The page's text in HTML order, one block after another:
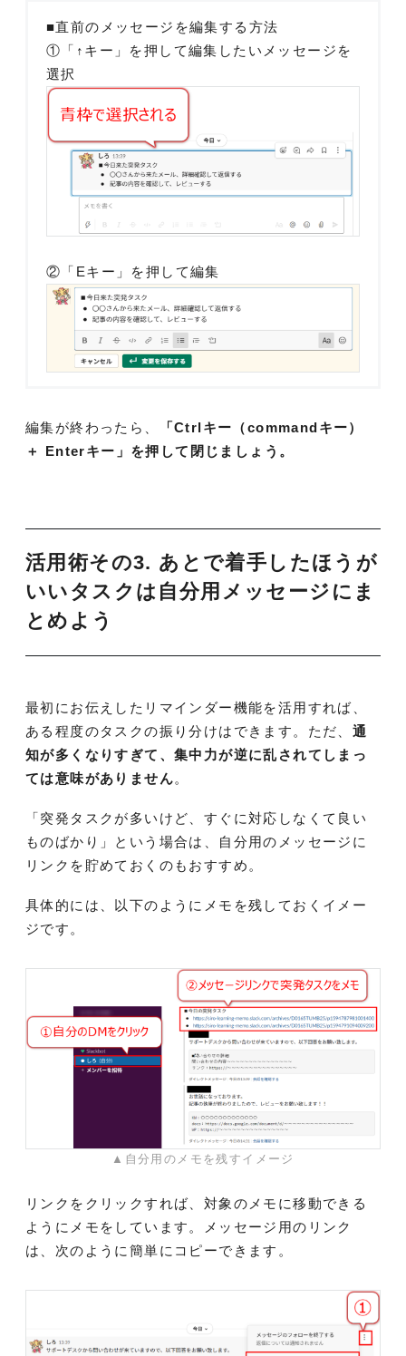
■直前のメッセージを編集する方法
①「↑キー」を押して編集したいメッセージを
選択
②「Eキー」を押して編集
編集が終わったら、
「Ctrlキー（commandキー）
＋ Enterキー」を押して閉じましょう。
活用術その3. あとで着手したほうが
いいタスクは自分用メッセージにま
とめよう
最初にお伝えしたリマインダー機能を活用すれば、
ある程度のタスクの振り分けはできます。ただ、 通
知が多くなりすぎて、集中力が逆に乱されてしまっ
ては意味がありません。
「突発タスクが多いけど、すぐに対応しなくて良い
ものばかり」という場合は、自分用のメッセージに
リンクを貯めておくのもおすすめ。
具体的には、以下のようにメモを残しておくイメー
ジです。
▲自分用のメモを残すイメージ
リンクをクリックすれば、対象のメモに移動できる
ようにメモをしています。メッセージ用のリンク
は、次のように簡単にコピーできます。